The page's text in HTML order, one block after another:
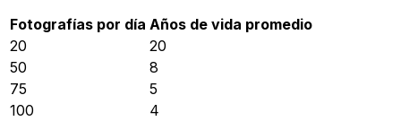
Fotografías por día Años de vida promedio
20
20
50
8
75
5
100
4